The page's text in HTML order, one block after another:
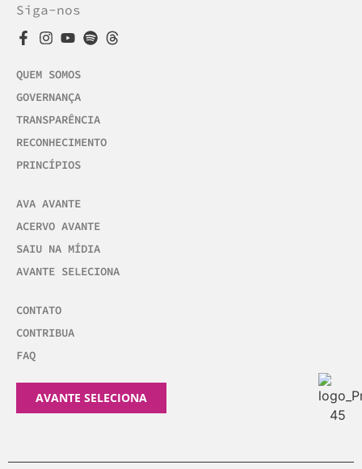
Siga-nos
QUEM SOMOS
GOVERNANÇA
TRANSPARÊNCIA
RECONHECIMENTO
PRINCÍPIOS
AVA AVANTE
ACERVO AVANTE
SAIU NA MÍDIA
AVANTE SELECIONA
CONTATO
CONTRIBUA
FAQ
AVANTE SELECIONA